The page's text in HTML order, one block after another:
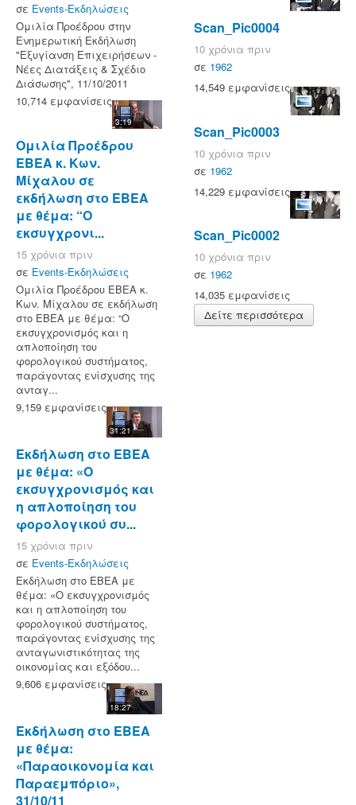
σε Events-Εκδηλώσεις
Ομιλία Προέδρου στην
Ενημερωτική Εκδήλωση
"Εξυγίανση Επιχειρήσεων -
Νέες Διατάξεις & Σχέδιο
Διάσωσης", 11/10/2011
10,714 εμφανίσεις
3:19
Ομιλία Προέδρου
ΕΒΕΑ κ. Κων.
Μίχαλου σε
εκδήλωση στο ΕΒΕΑ
με θέμα: “Ο
εκσυγχρονι...
15 χρόνια πριν
σε Events-Εκδηλώσεις
Ομιλία Προέδρου ΕΒΕΑ κ.
Κων. Μίχαλου σε εκδήλωση
στο ΕΒΕΑ με θέμα: “Ο
εκσυγχρονισμός και η
απλοποίηση του
φορολογικού συστήματος,
παράγοντας ενίσχυσης της
ανταγ...
9,159 εμφανίσεις
31:21
Eκδήλωση στο ΕΒΕΑ
με θέμα: «Ο
εκσυγχρονισμός και
η απλοποίηση του
φορολογικού συ...
15 χρόνια πριν
σε Events-Εκδηλώσεις
Eκδήλωση στο ΕΒΕΑ με
θέμα: «Ο εκσυγχρονισμός
και η απλοποίηση του
φορολογικού συστήματος,
παράγοντας ενίσχυσης της
ανταγωνιστικότητας της
οικονομίας και εξόδου...
9,606 εμφανίσεις
18:27
Εκδήλωση στο ΕΒΕΑ
με θέμα:
«Παραοικονομία και
Παραεμπόριο»,
31/10/11
Scan_Pic0004
10 χρόνια πριν
σε 1962
14,549 εμφανίσεις
Scan_Pic0003
10 χρόνια πριν
σε 1962
14,229 εμφανίσεις
Scan_Pic0002
10 χρόνια πριν
σε 1962
14,035 εμφανίσεις
Δείτε περισσότερα